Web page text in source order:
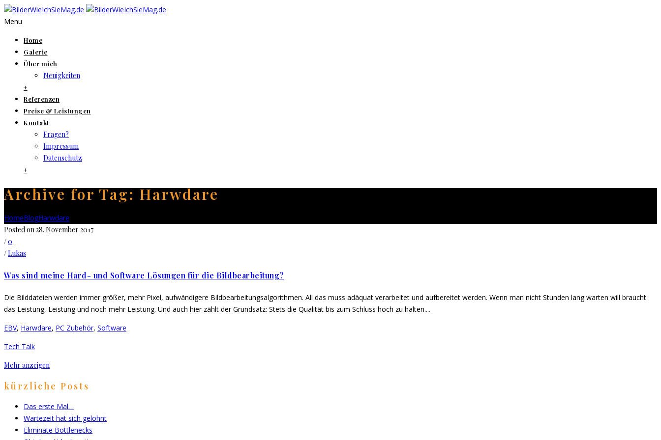
Menu
Home
Galerie
Über mich
Neuigkeiten
+
Referenzen
Preise & Leistungen
Kontakt
Fragen?
Impressum
Datenschutz
+
Archive for Tag: Harwdare
HomeBlogHarwdare
Posted on 28. November 2017
/0
/Lukas
Was sind meine Hard- und Software Lösungen für die Bildbearbeitung?
Die Bilddateien werden immer größer, mehr Pixel, aufwändigere Bildbearbeitungsalgorithmen. All das muss adäquat verarbeitet und aufbereitet werden. Wenn man nicht Stunden lang warten will braucht
das Leistung, Leistung und noch mehr Leistung. Und auch hier zählt der Grundsatz: Stets die Qualität bis zum Schluss hoch zu halten....
EBV, Harwdare, PC Zubehör, Software
Tech Talk
Mehr anzeigen
kürzliche Posts
Das erste Mal…
Wartezeit hat sich gelohnt
Eliminate Bottlenecks